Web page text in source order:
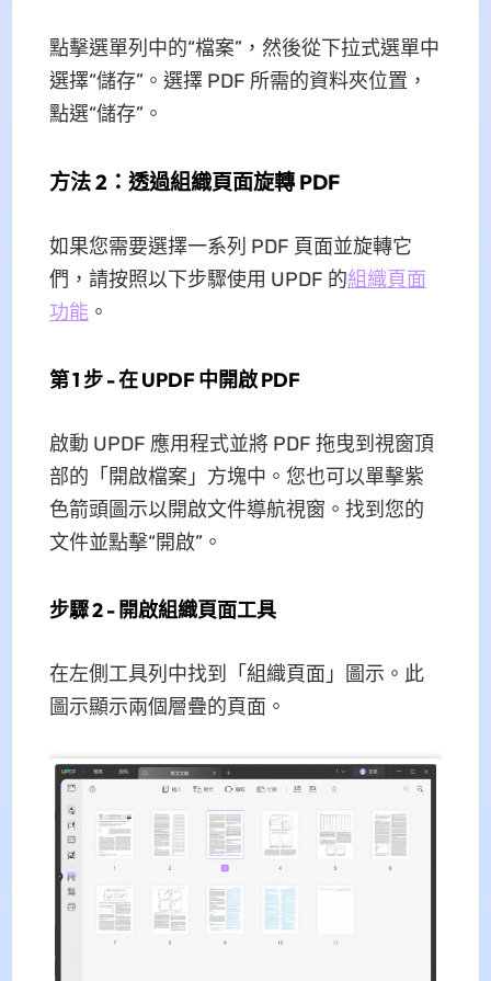
點擊選單列中的“檔案”，然後從下拉式選單中
選擇“儲存”。選擇 PDF 所需的資料夾位置，
點選“儲存”。
方法 2：透過組織頁面旋轉 PDF
如果您需要選擇一系列 PDF 頁面並旋轉它
們，請按照以下步驟使用 UPDF 的組織頁面
功能。
第 1 步 - 在 UPDF 中開啟 PDF
啟動 UPDF 應用程式並將 PDF 拖曳到視窗頂
部的「開啟檔案」方塊中。您也可以單擊紫
色箭頭圖示以開啟文件導航視窗。找到您的
文件並點擊“開啟”。
步驟 2 - 開啟組織頁面工具
在左側工具列中找到「組織頁面」圖示。此
圖示顯示兩個層疊的頁面。